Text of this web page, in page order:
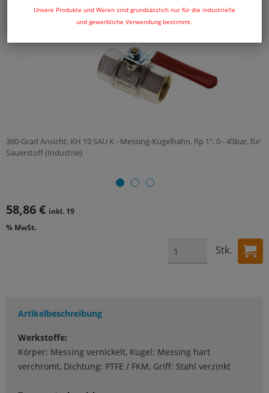
Unsere Produkte und Waren sind grundsätzlich nur für die industrielle
und gewerbliche Verwendung bestimmt.
360-Grad Ansicht: KH 10 SAU K - Messing-Kugelhahn, Rp 1", 0 - 45bar, für
Sauerstoff (Industrie)
58,86 € inkl. 19
% MwSt.
Stk.
Artikelbeschreibung
Werkstoffe:
Körper: Messing vernickelt, Kugel: Messing hart
verchromt, Dichtung: PTFE / FKM, Griff: Stahl verzinkt